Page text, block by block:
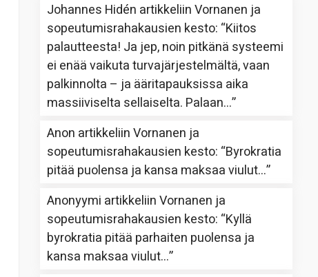
Johannes Hidén artikkeliinVornanen ja
sopeutumisrahakausien kesto: “Kiitos
palautteesta! Ja jep, noin pitkänä systeemi
ei enää vaikuta turvajärjestelmältä, vaan
palkinnolta – ja ääritapauksissa aika
massiiviselta sellaiselta. Palaan…”
Anon artikkeliinVornanen ja
sopeutumisrahakausien kesto: “Byrokratia
pitää puolensa ja kansa maksaa viulut…”
Anonyymi artikkeliinVornanen ja
sopeutumisrahakausien kesto: “Kyllä
byrokratia pitää parhaiten puolensa ja
kansa maksaa viulut…”